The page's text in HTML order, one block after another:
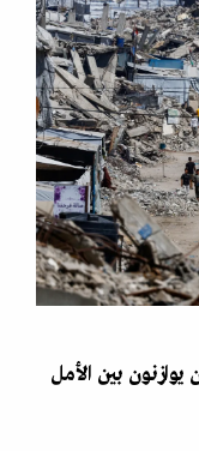
بين الأمل